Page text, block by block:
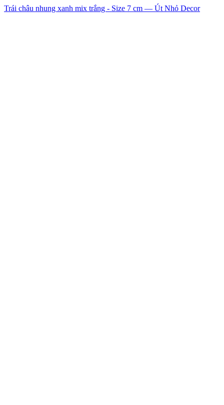
Trái châu nhung xanh mix trắng - Size 7 cm — Út Nhỏ Decor